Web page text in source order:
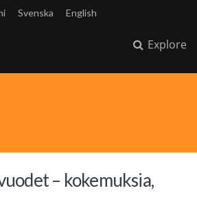
Svenska English
Explore
– kokemuksia,